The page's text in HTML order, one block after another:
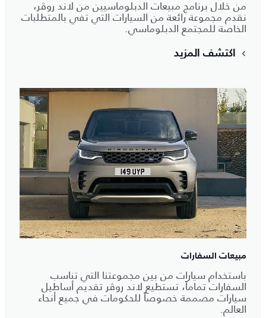
من خلال برنامج مبيعات الدبلوماسيين من لاند روڤر،
نقدم مجموعة رائعة من السيارات التي تفي بالمتطلبات
الخاصة للمجتمع الدبلوماسي.
اكتشف المزيد
مبيعات السفارات
باستخدام سيارات من بين مجموعتنا التي تناسب
السفارات تماماً، تستطيع لاند روڤر تقديم أساطيل
سيارات مصممة خصوصاً للحكومات في جميع أنحاء
العالم.